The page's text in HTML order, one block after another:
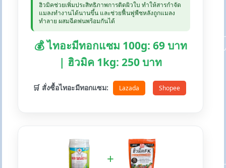
ฮิวมิคช่วยเพิ่มประสิทธิภาพการติดผิวใบ ทำให้สารกำจัด
แมลงทำงานได้นานขึ้น และช่วยฟื้นฟูพืชหลังถูกแมลง
ทำลาย ผสมฉีดพ่นพร้อมกันได้
💰 ไทอะมีทอกแซม 100g: 69 บาท
| ฮิวมิค 1kg: 250 บาท
🛒 สั่งซื้อไทอะมีทอกแซม: Lazada Shopee
+